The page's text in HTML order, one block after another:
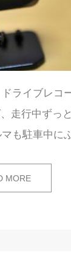
ライブレコ
走行中ずっ
も駐車中に
MORE